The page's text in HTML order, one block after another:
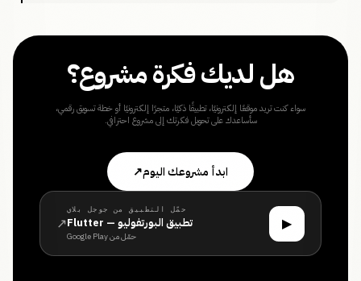
هل لديك فكرة مشروع؟
سواء كنت تريد موقعًا إلكترونيًا، تطبيقًا ذكيًا، متجرًا إلكترونيًا أو خطة تسويق رقمي،
سأساعدك على تحويل فكرتك إلى مشروع احترافي.
ابدأ مشروعك اليوم↗
▶
حمّل التطبيق من جوجل بلاي
تطبيق البورتفوليو — Flutter
حمّل من Google Play
↗